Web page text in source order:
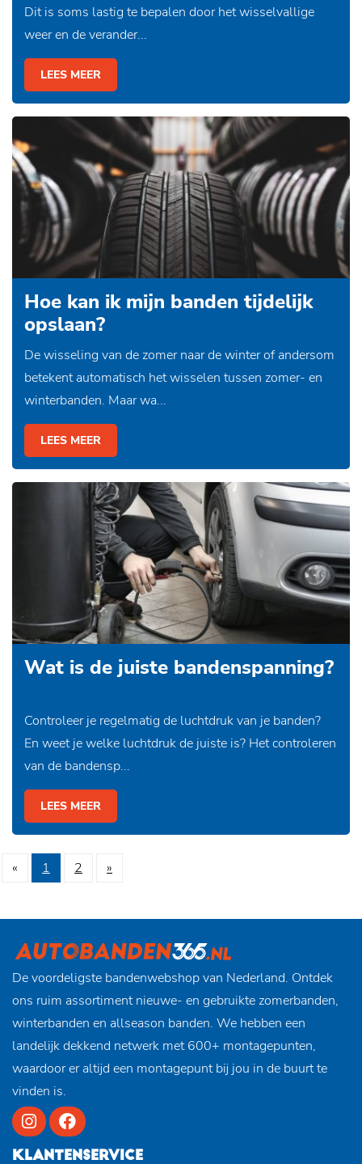
Dit is soms lastig te bepalen door het wisselvallige
weer en de verander...
LEES MEER
Hoe kan ik mijn banden tijdelijk
opslaan?
De wisseling van de zomer naar de winter of andersom
betekent automatisch het wisselen tussen zomer- en
winterbanden. Maar wa...
LEES MEER
Wat is de juiste bandenspanning?
Controleer je regelmatig de luchtdruk van je banden?
En weet je welke luchtdruk de juiste is? Het controleren
van de bandensp...
LEES MEER
« 1 2 »
De voordeligste bandenwebshop van Nederland. Ontdek
ons ruim assortiment nieuwe- en gebruikte zomerbanden,
winterbanden en allseason banden. We hebben een
landelijk dekkend netwerk met 600+ montagepunten,
waardoor er altijd een montagepunt bij jou in de buurt te
vinden is.
KLANTENSERVICE